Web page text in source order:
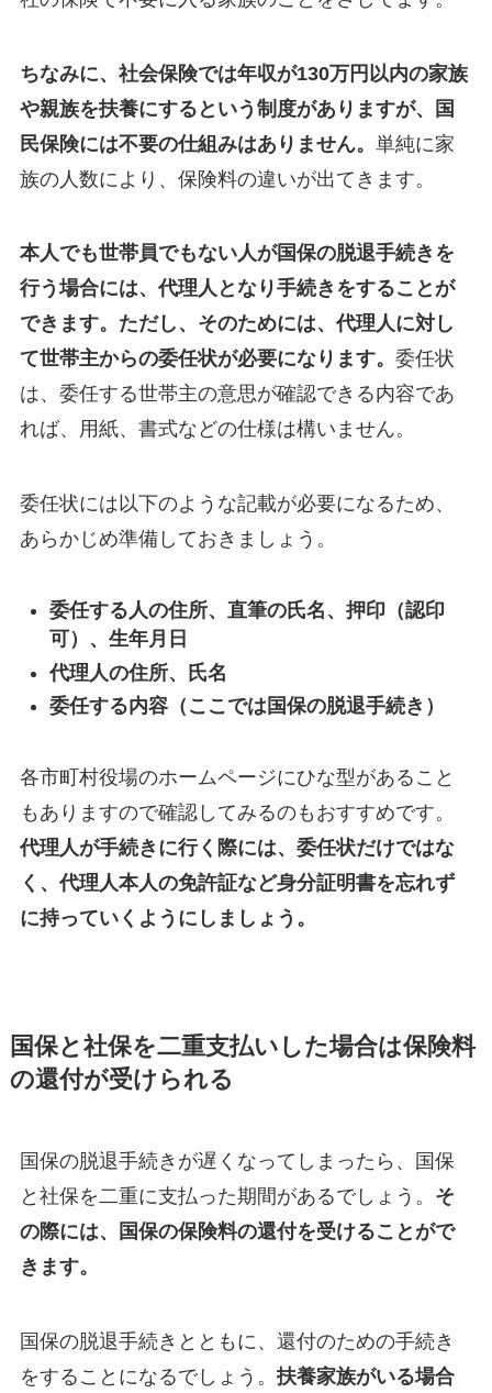
ちなみに、社会保険では年収が130万円以内の家族
や親族を扶養にするという制度がありますが、国
民保険には不要の仕組みはありません。 単純に家
族の人数により、保険料の違いが出てきます。
本人でも世帯員でもない人が国保の脱退手続きを
行う場合には、代理人となり手続きをすることが
できます。 ただし、そのためには、代理人に対し
て世帯主からの委任状が必要になります。 委任状
は、委任する世帯主の意思が確認できる内容であ
れば、用紙、書式などの仕様は構いません。
委任状には以下のような記載が必要になるため、
あらかじめ準備しておきましょう。
委任する人の住所、直筆の氏名、押印（認印
可）、生年月日
代理人の住所、氏名
委任する内容（ここでは国保の脱退手続き）
各市町村役場のホームページにひな型があること
もありますので確認してみるのもおすすめです。
代理人が手続きに行く際には、委任状だけではな
く、代理人本人の免許証など身分証明書を忘れず
に持っていくようにしましょう。
国保と社保を二重支払いした場合は保険料
の還付が受けられる
国保の脱退手続きが遅くなってしまったら、国保
と社保を二重に支払った期間があるでしょう。 そ
の際には、国保の保険料の還付を受けることがで
きます。
国保の脱退手続きとともに、還付のための手続き
をすることになるでしょう。 扶養家族がいる場合